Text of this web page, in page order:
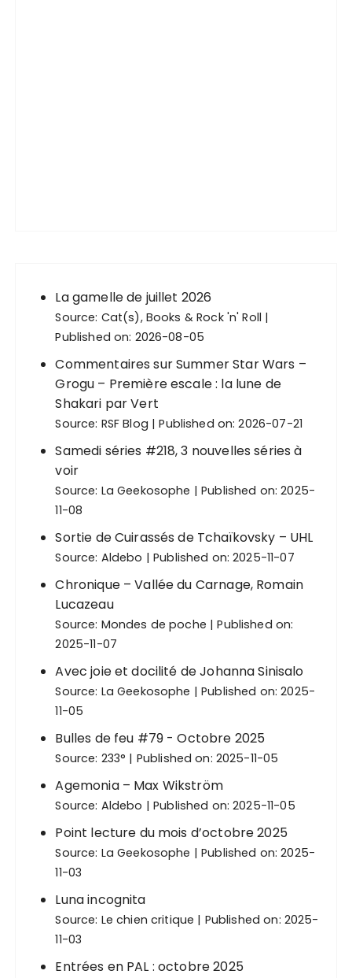
La gamelle de juillet 2026
Source: Cat(s), Books & Rock 'n' Roll
Published on: 2026-08-05
Commentaires sur Summer Star Wars –
Grogu – Première escale : la lune de
Shakari par Vert
Source: RSF Blog Published on: 2026-07-21
Samedi séries #218, 3 nouvelles séries à
voir
Source: La Geekosophe
Published on: 2025-
11-08
Sortie de Cuirassés de Tchaïkovsky – UHL
Source: Aldebo Published on: 2025-11-07
Chronique – Vallée du Carnage, Romain
Lucazeau
Source: Mondes de poche
Published on:
2025-11-07
Avec joie et docilité de Johanna Sinisalo
Source: La Geekosophe
Published on: 2025-
11-05
Bulles de feu #79 - Octobre 2025
Source: 233° Published on: 2025-11-05
Agemonia – Max Wikström
Source: Aldebo Published on: 2025-11-05
Point lecture du mois d’octobre 2025
Source: La Geekosophe
Published on: 2025-
11-03
Luna incognita
Source: Le chien critique
Published on: 2025-
11-03
Entrées en PAL : octobre 2025